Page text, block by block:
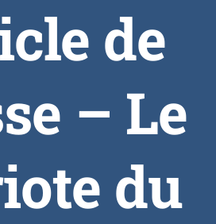
de
– Le
du